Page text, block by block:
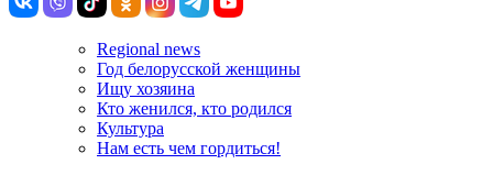
Regional news
Год белорусской женщины
Ищу хозяина
Кто женился, кто родился
Культура
Нам есть чем гордиться!